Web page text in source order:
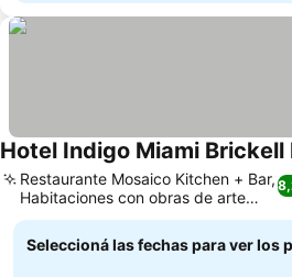
Hotel Indigo Miami Brickell
Restaurante Mosaico Kitchen + Bar,
Habitaciones con obras de arte
locales
Seleccioná las fechas para ver los